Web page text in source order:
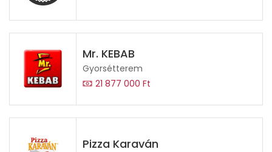
Mr. KEBAB
Gyorsétterem
21 877 000 Ft
Pizza Karaván